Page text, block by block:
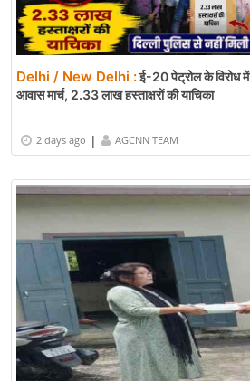
Delhi / New Delhi :ई-20 पेट्रोल के विरोध में
आवास मार्च, 2.33 लाख हस्ताक्षरों की याचिका
2 days ago | AGCNN TEAM